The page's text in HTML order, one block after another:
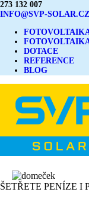
273 132 007
INFO@SVP-SOLAR.CZ
DOTACE
REFERENCE
BLOG
ŠETŘETE PENÍZE I